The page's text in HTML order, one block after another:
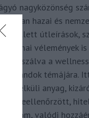
nagyközönség
hazai és
mellett útleírások,
szakmai vélemények
fókuszálva a
strandok témájára.
nélküli anyag,
leellenőrzött,
valódi